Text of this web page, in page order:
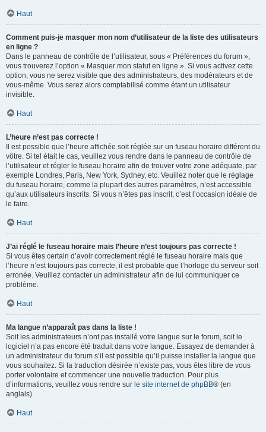
Haut
Comment puis-je masquer mon nom d’utilisateur de la liste des utilisateurs
en ligne ?
Dans le panneau de contrôle de l’utilisateur, sous « Préférences du forum »,
vous trouverez l’option « Masquer mon statut en ligne ». Si vous activez cette
option, vous ne serez visible que des administrateurs, des modérateurs et de
vous-même. Vous serez alors comptabilisé comme étant un utilisateur
invisible.
Haut
L’heure n’est pas correcte !
Il est possible que l’heure affichée soit réglée sur un fuseau horaire différent du
vôtre. Si tel était le cas, veuillez vous rendre dans le panneau de contrôle de
l’utilisateur et régler le fuseau horaire afin de trouver votre zone adéquate, par
exemple Londres, Paris, New York, Sydney, etc. Veuillez noter que le réglage
du fuseau horaire, comme la plupart des autres paramètres, n’est accessible
qu’aux utilisateurs inscrits. Si vous n’êtes pas inscrit, c’est l’occasion idéale de
le faire.
Haut
J’ai réglé le fuseau horaire mais l’heure n’est toujours pas correcte !
Si vous êtes certain d’avoir correctement réglé le fuseau horaire mais que
l’heure n’est toujours pas correcte, il est probable que l’horloge du serveur soit
erronée. Veuillez contacter un administrateur afin de lui communiquer ce
problème.
Haut
Ma langue n’apparaît pas dans la liste !
Soit les administrateurs n’ont pas installé votre langue sur le forum, soit le
logiciel n’a pas encore été traduit dans votre langue. Essayez de demander à
un administrateur du forum s’il est possible qu’il puisse installer la langue que
vous souhaitez. Si la traduction désirée n’existe pas, vous êtes libre de vous
porter volontaire et commencer une nouvelle traduction. Pour plus
d’informations, veuillez vous rendre sur le site internet de phpBB® (en
anglais).
Haut